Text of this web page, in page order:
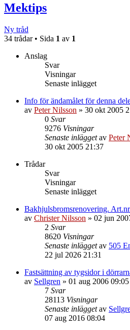
Mektips
Ny tråd
34 trådar • Sida 1 av 1
Anslag
Svar
Visningar
Senaste inlägget
Info för ändamålet för denna
av Peter Nilsson » 30 okt 2005
0 Svar
9276 Visningar
Senaste inläggetav Peter
30 okt 2005 21:37
Trådar
Svar
Visningar
Senaste inlägget
Bakhjulsbromsrenovering.
av Christer Nilsson » 02 jun
2 Svar
8620 Visningar
Senaste inläggetav 505
22 jul 2026 21:31
Fastsättning av tygsidor i
av Sellgren » 01 aug 2006 09:05
7 Svar
28113 Visningar
Senaste inläggetav
07 aug 2016 08:04